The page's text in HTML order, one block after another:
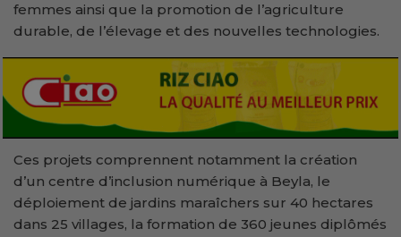
femmes ainsi que la promotion de l’agriculture
durable, de l’élevage et des nouvelles technologies.
Ces projets comprennent notamment la création
d’un centre d’inclusion numérique à Beyla, le
déploiement de jardins maraîchers sur 40 hectares
dans 25 villages, la formation de 360 jeunes diplômés